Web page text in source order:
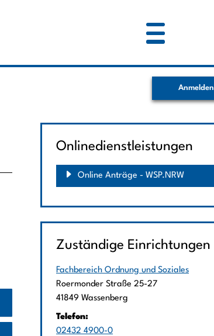
Anmelden
Onlinedienstleistungen
Online Anträge - WSP.NRW
Zuständige Einrichtungen
Fachbereich Ordnung und Soziales
Straße:
Roermonder Straße Hausnummer:
25-27
PLZ:
41849 Ort:
Wassenberg
Telefon:
02432 4900-0